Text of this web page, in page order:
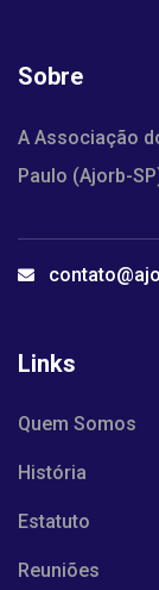
Sobre
A Associação
Paulo (Ajorb-
Links
Quem Somos
História
Estatuto
Reuniões